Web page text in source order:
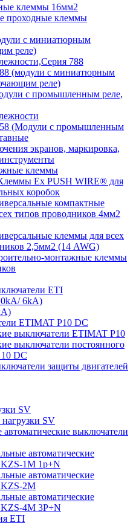
клеммы 16мм2
проходные клеммы
с миниатюрным
реле)
788
(модули с миниатюрным
реле)
с промышленным реле,
(Модули с промышленным
экранов, маркировка,
клеммы
Ex PUSH WIRE® для
коробок
компактные
типов проводников 4мм2
клеммы для всех
2,5мм2 (14 AWG)
монтажные клеммы
ETI
6kA)
ETIMAT P10 DC
выключатели ETIMAT P10
выключатели постоянного
DC
защиты двигателей
SV
SV
выключатели
автоматические
1M 1p+N
автоматические
2M
автоматические
4M 3P+N
ETI